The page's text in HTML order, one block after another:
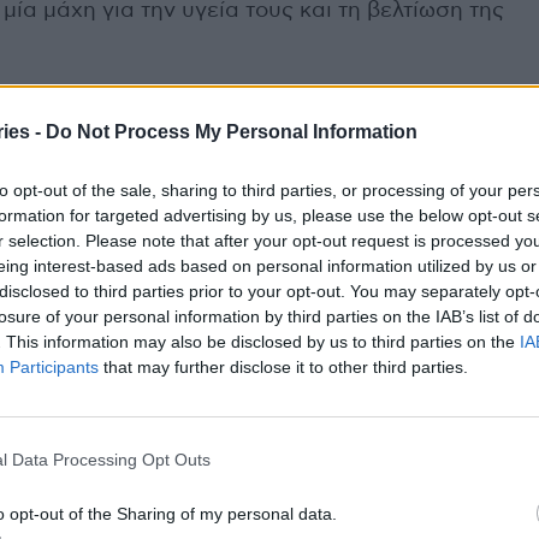
- Do Not Process My Personal Information
opt-out of the sale, sharing to third parties, or processing of your
for targeted advertising by us, please use the below opt-out
selection. Please note that after your opt-out request is processed
interest-based ads based on personal information utilized by us
to third parties prior to your opt-out. You may separately
of your personal information by third parties on the IAB’s list of
This information may also be disclosed by us to third parties on the
Participants that may further disclose it to other third parties.
Data Processing Opt Outs
opt-out of the Sharing of my personal data.
μάχη για την υγεία τους και τη βελτίωση της
αποδεδειγμένο ότι η παχυσαρκία
προβλήματα υγείας, κάποια εκ των οποίων
θάνατο. Δεδομένου δε ότι η συντηρητική
δυνατότητες και μεγάλο
χρόνια, πολλά άτομα καταφεύγουν στη
εξειδίκευση της χειρουργικής που ασχολείται
της παχυσαρκίας και το ενδιαφέρον
οδήγησαν σε σημαντική πρόοδο όσον
της παχυσαρκίας. Αυτό με τη σειρά του,
στοχευμένων φαρμάκων που